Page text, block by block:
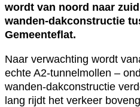
wordt van noord naar
wanden-dakconstructie
Gemeenteflat.
Naar verwachting wordt
echte A2-tunnelmollen –
wanden-dakconstructie
lang rijdt het verkeer